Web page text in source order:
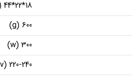
18*22*44 (cm)
600 (g)
300 (w)
‌220-240 (v)